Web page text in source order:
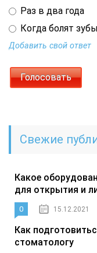
Раз в два года
Когда болят зубы
Добавить свой ответ
Свежие
Какое
для открытия и
0 15.12.2021
Как
стоматологу